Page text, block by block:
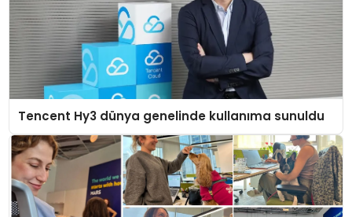
Tencent Hy3 dünya genelinde kullanıma sunuldu